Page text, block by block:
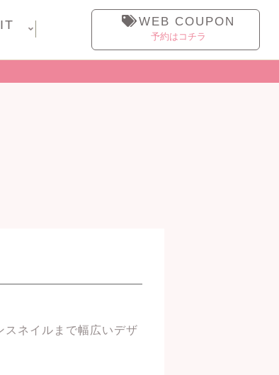
WEB COUPON
予約はコチラ
スネイルまで幅広いデザ